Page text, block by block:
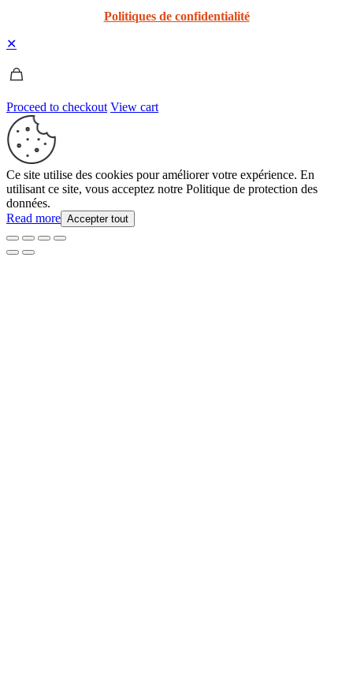
Politiques de confidentialité
✕
Proceed to checkout View cart
Ce site utilise des cookies pour améliorer votre expérience. En
utilisant ce site, vous acceptez notre Politique de protection des
données.
Read more Accepter tout